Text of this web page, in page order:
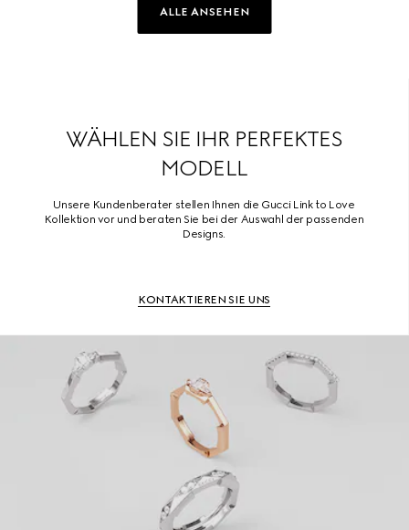
ALLE ANSEHEN
WÄHLEN SIE IHR PERFEKTES
MODELL
Unsere Kundenberater stellen Ihnen die Gucci Link to Love
Kollektion vor und beraten Sie bei der Auswahl der passenden
Designs.
KONTAKTIEREN SIE UNS